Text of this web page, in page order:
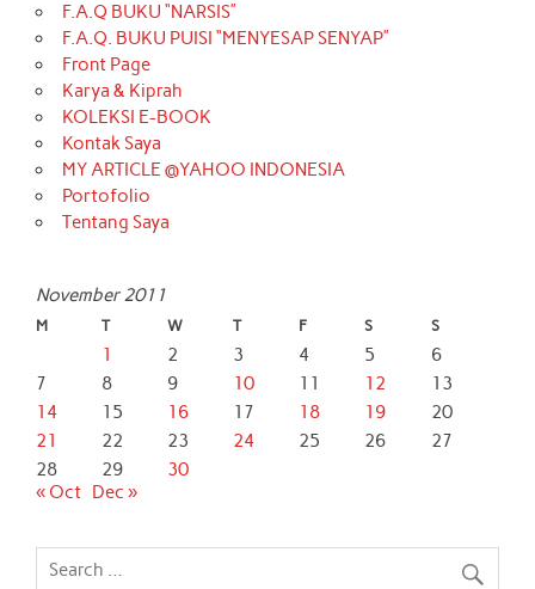
F.A.Q BUKU “NARSIS”
F.A.Q. BUKU PUISI “MENYESAP SENYAP”
Front Page
Karya & Kiprah
KOLEKSI E-BOOK
Kontak Saya
MY ARTICLE @YAHOO INDONESIA
Portofolio
Tentang Saya
November 2011
M T W T F S S
1 2 3 4 5
6
7
8 9 10 11 12
13
14
15 16 17 18 19
20
21
22 23 24 25 26
27
28
29
30
« Oct Dec »